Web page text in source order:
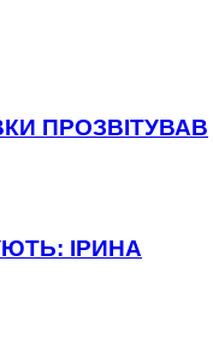
ПРОЗВІТУВАВ
ІРИНА